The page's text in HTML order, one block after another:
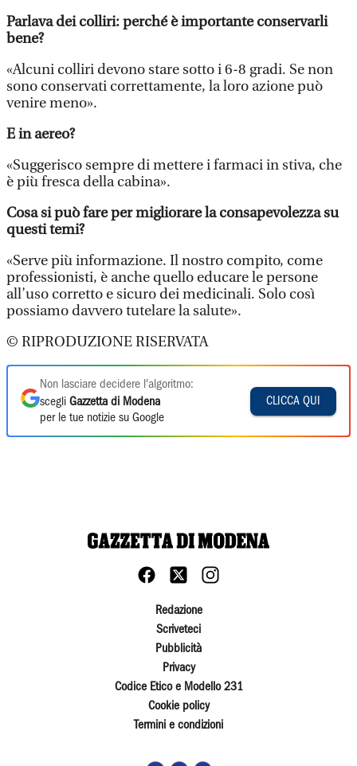
Parlava dei colliri: perché è importante conservarli
bene?
«Alcuni colliri devono stare sotto i 6-8 gradi. Se non
sono conservati correttamente, la loro azione può
venire meno».
E in aereo?
«Suggerisco sempre di mettere i farmaci in stiva, che
è più fresca della cabina».
Cosa si può fare per migliorare la consapevolezza su
questi temi?
«Serve più informazione. Il nostro compito, come
professionisti, è anche quello educare le persone
all’uso corretto e sicuro dei medicinali. Solo così
possiamo davvero tutelare la salute».
© RIPRODUZIONE RISERVATA
Non lasciare decidere l'algoritmo:
scegli Gazzetta di Modena
per le tue notizie su Google
CLICCA QUI
Redazione
Scriveteci
Pubblicità
Privacy
Codice Etico e Modello 231
Cookie policy
Termini e condizioni